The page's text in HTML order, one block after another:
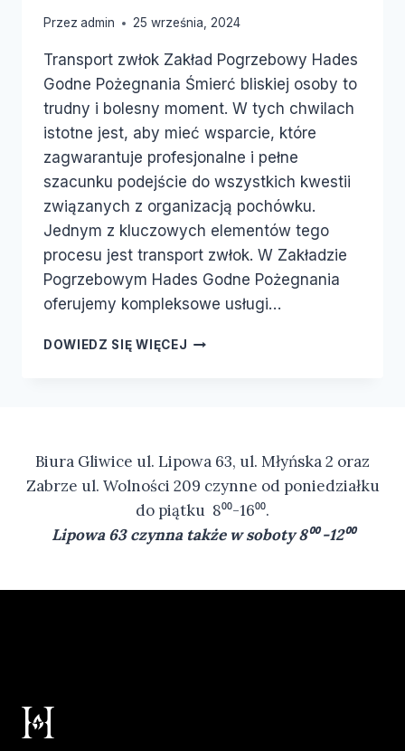
Przez admin 25 września, 2024
Transport zwłok Zakład Pogrzebowy Hades
Godne Pożegnania Śmierć bliskiej osoby to
trudny i bolesny moment. W tych chwilach
istotne jest, aby mieć wsparcie, które
zagwarantuje profesjonalne i pełne
szacunku podejście do wszystkich kwestii
związanych z organizacją pochówku.
Jednym z kluczowych elementów tego
procesu jest transport zwłok. W Zakładzie
Pogrzebowym Hades Godne Pożegnania
oferujemy kompleksowe usługi…
DOWIEDZ SIĘ WIĘCEJ
Biura Gliwice ul. Lipowa 63, ul. Młyńska 2 oraz
Zabrze ul. Wolności 209 czynne od poniedziałku
do piątku 8⁰⁰-16⁰⁰.
Lipowa 63 czynna także w soboty 8⁰⁰ -12⁰⁰